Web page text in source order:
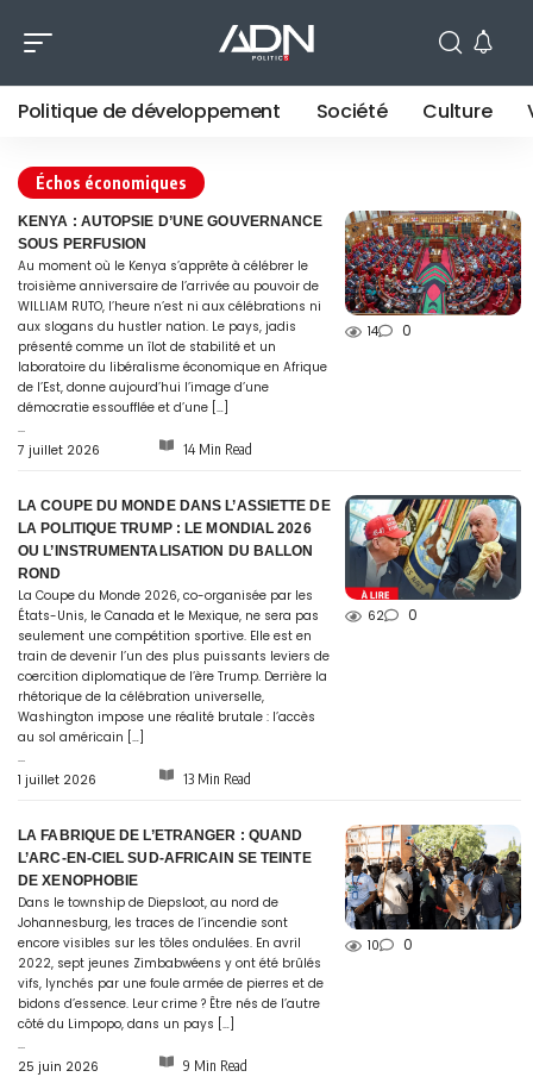
Politique de développement Société Culture
Échos économiques
KENYA : AUTOPSIE D’UNE GOUVERNANCE
SOUS PERFUSION
Au moment où le Kenya s’apprête à célébrer le
troisième anniversaire de l’arrivée au pouvoir de
WILLIAM RUTO, l’heure n’est ni aux célébrations ni
aux slogans du hustler nation. Le pays, jadis
présenté comme un îlot de stabilité et un
laboratoire du libéralisme économique en Afrique
de l’Est, donne aujourd’hui l’image d’une
démocratie essoufflée et d’une […]
...
7 juillet 2026
14 Min Read
14 0
LA COUPE DU MONDE DANS L’ASSIETTE DE
LA POLITIQUE TRUMP : LE MONDIAL 2026
OU L’INSTRUMENTALISATION DU BALLON
ROND
La Coupe du Monde 2026, co-organisée par les
États-Unis, le Canada et le Mexique, ne sera pas
seulement une compétition sportive. Elle est en
train de devenir l’un des plus puissants leviers de
coercition diplomatique de l’ère Trump. Derrière la
rhétorique de la célébration universelle,
Washington impose une réalité brutale : l’accès
au sol américain […]
...
1 juillet 2026
13 Min Read
62 0
LA FABRIQUE DE L’ETRANGER : QUAND
L’ARC-EN-CIEL SUD-AFRICAIN SE TEINTE
DE XENOPHOBIE
Dans le township de Diepsloot, au nord de
Johannesburg, les traces de l’incendie sont
encore visibles sur les tôles ondulées. En avril
2022, sept jeunes Zimbabwéens y ont été brûlés
vifs, lynchés par une foule armée de pierres et de
bidons d’essence. Leur crime ? Être nés de l’autre
côté du Limpopo, dans un pays […]
...
25 juin 2026
9 Min Read
10 0